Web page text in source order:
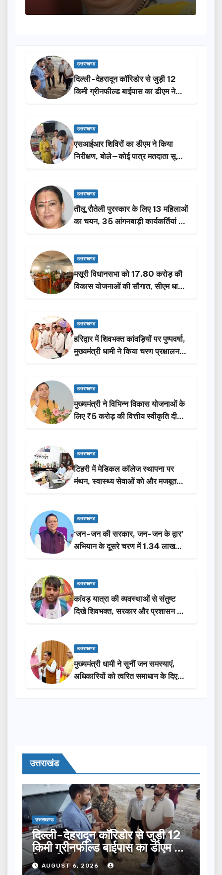
उत्तराखण्ड
दिल्ली-देहरादून कॉरिडोर से जुड़ी 12
किमी ग्रीनफील्ड बाईपास का डीएम ने
किया निरीक्षण…
उत्तराखण्ड
एसआईआर शिविरों का डीएम ने किया
निरीक्षण, बोले—कोई पात्र मतदाता सूची
से न छूटे…
उत्तराखण्ड
तीलू रौतेली पुरस्कार के लिए 13 महिलाओं
का चयन, 35 आंगनबाड़ी कार्यकर्तियां भी
होंगी सम्मानित…
उत्तराखण्ड
मसूरी विधानसभा को 17.80 करोड़ की
विकास योजनाओं की सौगात, सीएम धामी
ने किया लोकार्पण-शिलान्यास.
उत्तराखण्ड
हरिद्वार में शिवभक्त कांवड़ियों पर पुष्पवर्षा,
मुख्यमंत्री धामी ने किया चरण प्रक्षालन…
उत्तराखण्ड
मुख्यमंत्री ने विभिन्न विकास योजनाओं के
लिए ₹5 करोड़ की वित्तीय स्वीकृति दी…
उत्तराखण्ड
टिहरी में मेडिकल कॉलेज स्थापना पर
मंथन, स्वास्थ्य सेवाओं को और मजबूत
करेगी सरकार: मुख्यमंत्री धामी…
उत्तराखण्ड
‘जन-जन की सरकार, जन-जन के द्वार’
अभियान के दूसरे चरण में 1.34 लाख
लोगों की भागीदारी…
उत्तराखण्ड
कांवड़ यात्रा की व्यवस्थाओं से संतुष्ट
दिखे शिवभक्त, सरकार और प्रशासन की
सराहना…
उत्तराखण्ड
मुख्यमंत्री धामी ने सुनीं जन समस्याएं,
अधिकारियों को त्वरित समाधान के दिए
निर्देश
उत्तराखंड
उत्तराखण्ड
दिल्ली-देहरादून कॉरिडोर से जुड़ी 12
किमी ग्रीनफील्ड बाईपास का डीएम ने
किया निरीक्षण…
AUGUST 6, 2026